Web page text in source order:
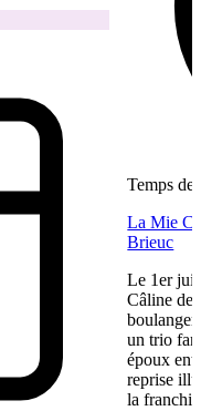
Temps de
La Mie
Brieuc
Le 1er
Câline de
un trio
époux
reprise
la